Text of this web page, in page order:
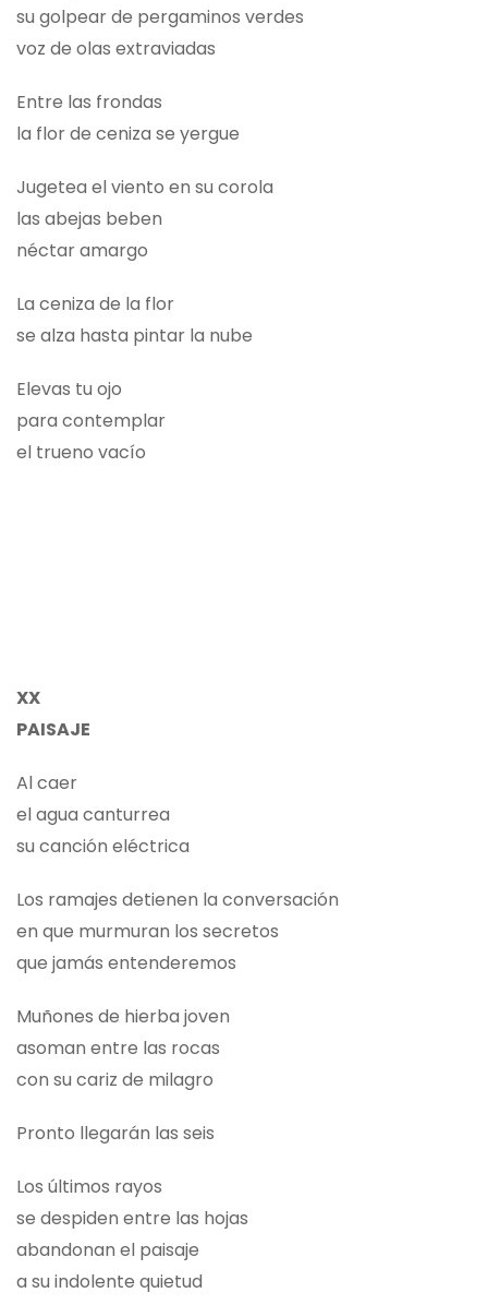
su golpear de pergaminos verdes
voz de olas extraviadas
Entre las frondas
la flor de ceniza se yergue
Jugetea el viento en su corola
las abejas beben
néctar amargo
La ceniza de la flor
se alza hasta pintar la nube
Elevas tu ojo
para contemplar
el trueno vacío
XX
PAISAJE
Al caer
el agua canturrea
su canción eléctrica
Los ramajes detienen la conversación
en que murmuran los secretos
que jamás entenderemos
Muñones de hierba joven
asoman entre las rocas
con su cariz de milagro
Pronto llegarán las seis
Los últimos rayos
se despiden entre las hojas
abandonan el paisaje
a su indolente quietud